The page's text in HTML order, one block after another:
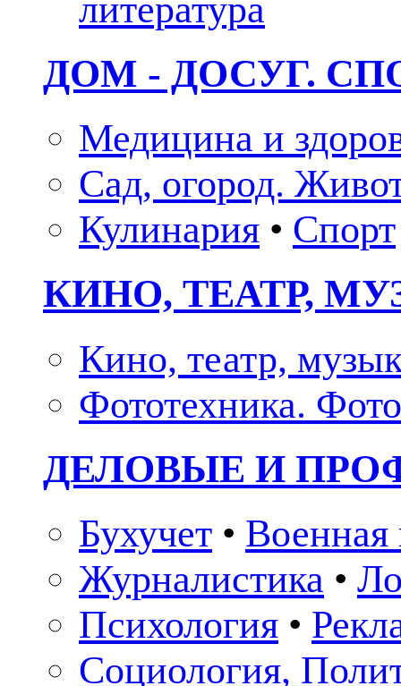
литература
ДОМ - ДОСУГ.
Медицина и
Сад, огород.
Кулинария • Спорт
КИНО, ТЕАТР,
Кино, театр,
Фототехника.
ДЕЛОВЫЕ И
Бухучет • Военная
Журналистика •
Психология •
Социология,